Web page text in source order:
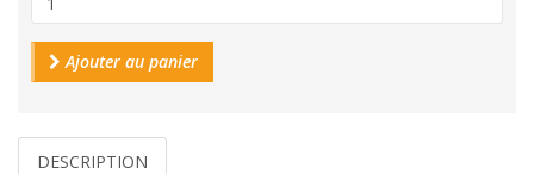
Ajouter au panier
DESCRIPTION